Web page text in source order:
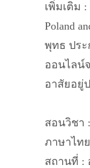
เพิ่มเติม :
Poland
พุทธ ปร
ออนไลน์
อาสัยอยู่
สอนวิชา
ภาษาไทย
สถานที่ :